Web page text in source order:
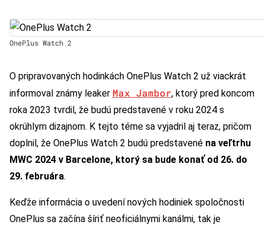
OnePlus Watch 2
O pripravovaných hodinkách OnePlus Watch 2 už viackrát
informoval známy leaker Max Jambor, ktorý pred koncom
roka 2023 tvrdil, že budú predstavené v roku 2024 s
okrúhlym dizajnom. K tejto téme sa vyjadril aj teraz, pričom
doplnil, že OnePlus Watch 2 budú predstavené na veľtrhu
MWC 2024 v Barcelone, ktorý sa bude konať od 26. do
29. februára.
Keďže informácia o uvedení nových hodiniek spoločnosti
OnePlus sa začína šíriť neoficiálnymi kanálmi, tak je